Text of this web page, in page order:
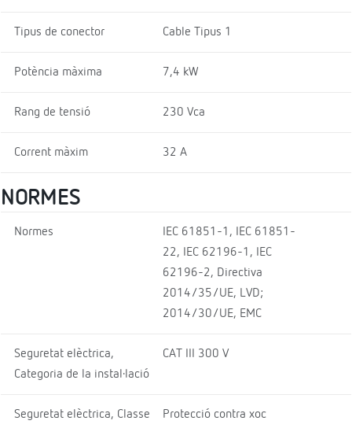
Tipus de conector Cable Tipus 1
Potència màxima 7,4 kW
Rang de tensió 230 Vca
Corrent màxim 32 A
NORMES
Normes
IEC 61851-1, IEC 61851-
22, IEC 62196-1, IEC
62196-2, Directiva
2014/35/UE, LVD;
2014/30/UE, EMC
Seguretat elèctrica,
Categoria de la instal·lació
CAT III 300 V
Seguretat elèctrica, Classe
Protecció contra xoc